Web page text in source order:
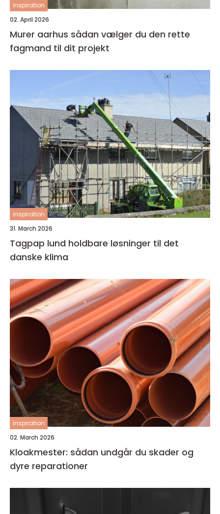
inspiration
02. April 2026
Murer aarhus sådan vælger du den rette
fagmand til dit projekt
inspiration
31. March 2026
Tagpap lund holdbare løsninger til det
danske klima
inspiration
02. March 2026
Kloakmester: sådan undgår du skader og
dyre reparationer